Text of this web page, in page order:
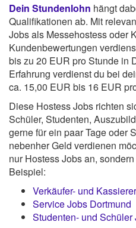
Dein Stundenlohn hängt
Qualifikationen ab. Mit
Jobs als Messehostess oder
Kundenbewertungen
bis zu 20 EUR pro Stunde in
Erfahrung verdienst du bei
ca. 15,00 EUR bis 16 EUR
Diese Hostess Jobs richten
Schüler, Studenten,
gerne für ein paar Tage oder
nebenher Geld verdienen
nur Hostess Jobs an,
Beispiel:
Verkäufer- und
Service Jobs Dortmund
Studenten- und Schüler